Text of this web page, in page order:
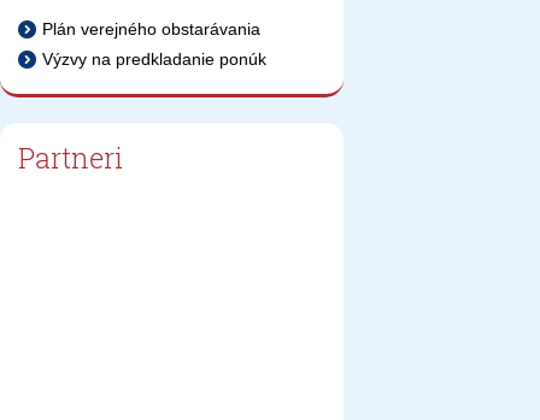
Plán verejného obstarávania
Výzvy na predkladanie ponúk
Partneri